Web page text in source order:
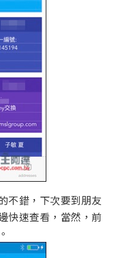
不錯，下次要到朋友
快速查看，當然，前